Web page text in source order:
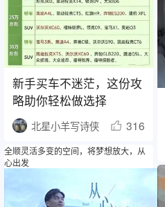
新手买车不迷茫，这份攻
略助你轻松做选择
北星小羊写诗侠 316
全顺灵活多变的空间，将梦想放大，从
心出发